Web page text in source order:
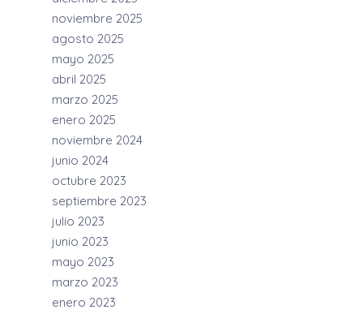
noviembre 2025
agosto 2025
mayo 2025
abril 2025
marzo 2025
enero 2025
noviembre 2024
junio 2024
octubre 2023
septiembre 2023
julio 2023
junio 2023
mayo 2023
marzo 2023
enero 2023